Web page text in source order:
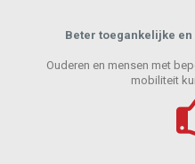
Beter toegankelijke
Ouderen en mensen met
mobiliteit